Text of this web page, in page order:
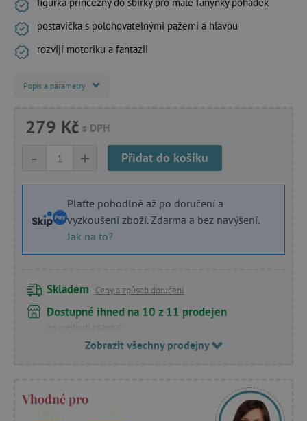
postavička s polohovatelnými pažemi a hlavou
rozvíjí motoriku a fantazii
Popis a parametry
279 Kč s DPH
+
- Přidat do košíku
Plaťte pohodlně až po doručení a
vyzkoušení zboží. Zdarma a bez navýšení.
Jak na to?
Skladem Ceny a způsob doručení
Dostupné ihned na 10 z 11 prodejen
(vyzvednutí zdarma)
Zobrazit všechny prodejny
Vhodné pro